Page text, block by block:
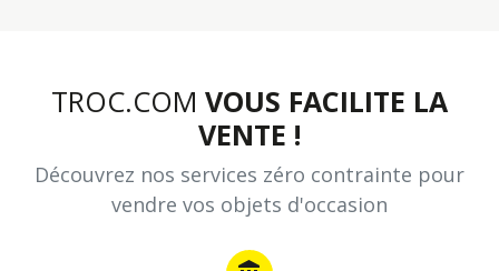
TROC.COM VOUS FACILITE LA
VENTE !
Découvrez nos services zéro contrainte pour
vendre vos objets d'occasion